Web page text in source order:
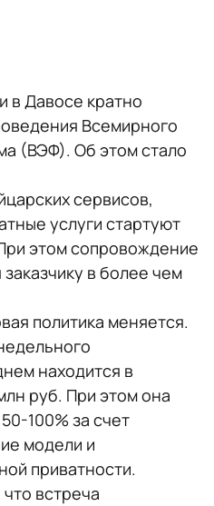
в Давосе кратно
Всемирного
(ВЭФ). Об этом стало
сервисов,
услуги стартуют
этом сопровождение
в более чем
политика меняется.
находится в
руб. При этом она
100% за счет
модели и
приватности.
встреча